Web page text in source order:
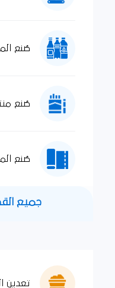
صُنع
صُنع
صُنع
جميع
تعدين